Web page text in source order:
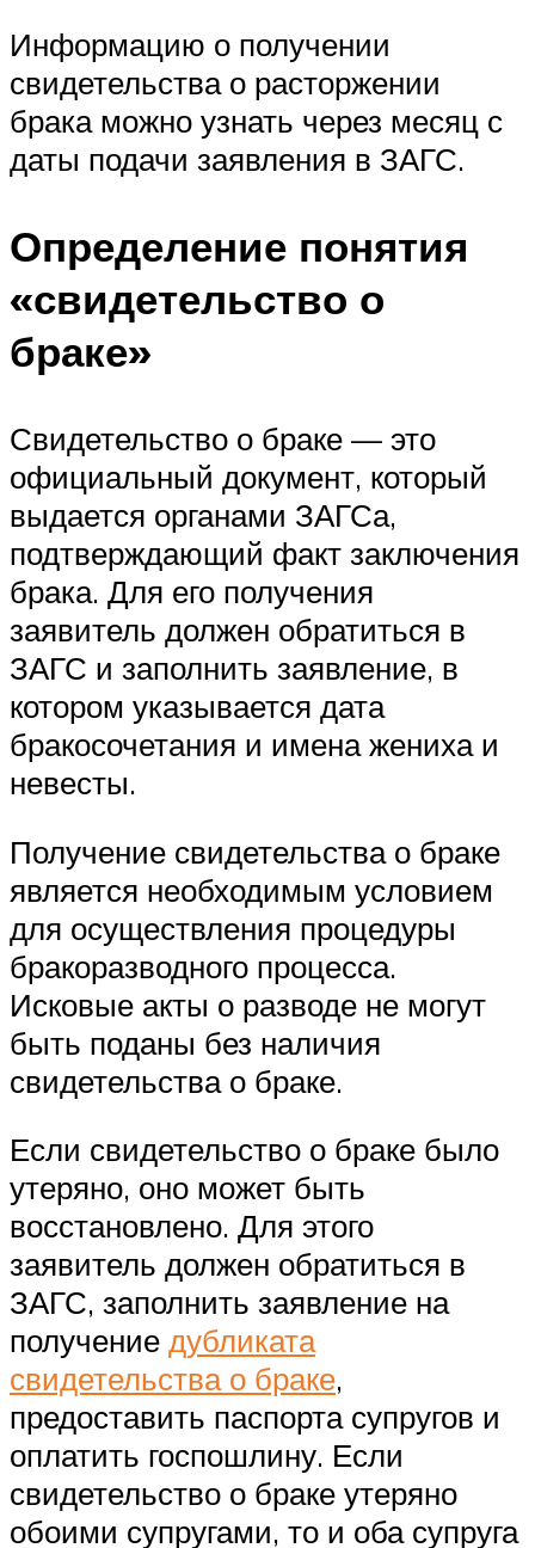
Информацию о получении
свидетельства о расторжении
брака можно узнать через месяц с
даты подачи заявления в ЗАГС.
Определение понятия
«свидетельство о
браке»
Свидетельство о браке — это
официальный документ, который
выдается органами ЗАГСа,
подтверждающий факт заключения
брака. Для его получения
заявитель должен обратиться в
ЗАГС и заполнить заявление, в
котором указывается дата
бракосочетания и имена жениха и
невесты.
Получение свидетельства о браке
является необходимым условием
для осуществления процедуры
бракоразводного процесса.
Исковые акты о разводе не могут
быть поданы без наличия
свидетельства о браке.
Если свидетельство о браке было
утеряно, оно может быть
восстановлено. Для этого
заявитель должен обратиться в
ЗАГС, заполнить заявление на
получение дубликата
свидетельства о браке,
предоставить паспорта супругов и
оплатить госпошлину. Если
свидетельство о браке утеряно
обоими супругами, то и оба супруга